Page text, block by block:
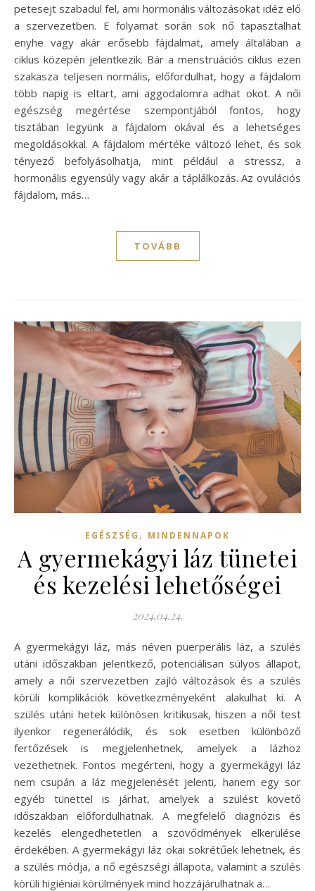
petesejt szabadul fel, ami hormonális változásokat idéz elő
a szervezetben. E folyamat során sok nő tapasztalhat
enyhe vagy akár erősebb fájdalmat, amely általában a
ciklus közepén jelentkezik. Bár a menstruációs ciklus ezen
szakasza teljesen normális, előfordulhat, hogy a fájdalom
több napig is eltart, ami aggodalomra adhat okot. A női
egészség megértése szempontjából fontos, hogy
tisztában legyünk a fájdalom okával és a lehetséges
megoldásokkal. A fájdalom mértéke változó lehet, és sok
tényező befolyásolhatja, mint például a stressz, a
hormonális egyensúly vagy akár a táplálkozás. Az ovulációs
fájdalom, más…
TOVÁBB
EGÉSZSÉG , MINDENNAPOK
A gyermekágyi láz tünetei
és kezelési lehetőségei
2024.04.24.
A gyermekágyi láz, más néven puerperális láz, a szülés
utáni időszakban jelentkező, potenciálisan súlyos állapot,
amely a női szervezetben zajló változások és a szülés
körüli komplikációk következményeként alakulhat ki. A
szülés utáni hetek különösen kritikusak, hiszen a női test
ilyenkor regenerálódik, és sok esetben különböző
fertőzések is megjelenhetnek, amelyek a lázhoz
vezethetnek. Fontos megérteni, hogy a gyermekágyi láz
nem csupán a láz megjelenését jelenti, hanem egy sor
egyéb tünettel is járhat, amelyek a szülést követő
időszakban előfordulhatnak. A megfelelő diagnózis és
kezelés elengedhetetlen a szövődmények elkerülése
érdekében. A gyermekágyi láz okai sokrétűek lehetnek, és
a szülés módja, a nő egészségi állapota, valamint a szülés
körüli higiéniai körülmények mind hozzájárulhatnak a…